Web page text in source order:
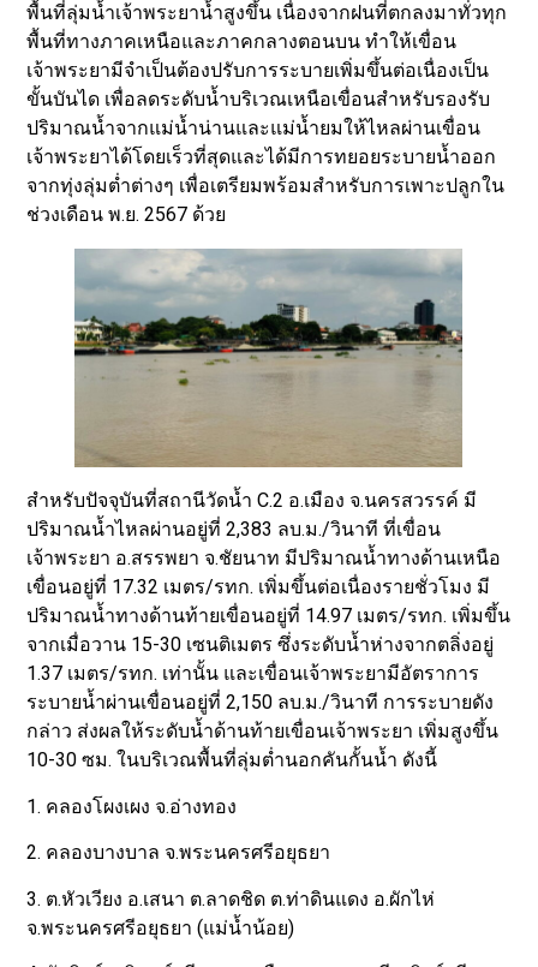
พื้นที่ลุ่มน้ำเจ้าพระยาน้ำสูงขึ้น เนื่องจากฝนที่ตกลงมาทั่วทุก
พื้นที่ทางภาคเหนือและภาคกลางตอนบน ทำให้เขื่อน
เจ้าพระยามีจำเป็นต้องปรับการระบายเพิ่มขึ้นต่อเนื่องเป็น
ขั้นบันได เพื่อลดระดับน้ำบริเวณเหนือเขื่อนสำหรับรองรับ
ปริมาณน้ำจากแม่น้ำน่านและแม่น้ำยมให้ไหลผ่านเขื่อน
เจ้าพระยาได้โดยเร็วที่สุดและได้มีการทยอยระบายน้ำออก
จากทุ่งลุ่มต่ำต่างๆ เพื่อเตรียมพร้อมสำหรับการเพาะปลูกใน
ช่วงเดือน พ.ย. 2567 ด้วย
สำหรับปัจจุบันที่สถานีวัดน้ำ C.2 อ.เมือง จ.นครสวรรค์ มี
ปริมาณน้ำไหลผ่านอยู่ที่ 2,383 ลบ.ม./วินาที ที่เขื่อน
เจ้าพระยา อ.สรรพยา จ.ชัยนาท มีปริมาณน้ำทางด้านเหนือ
เขื่อนอยู่ที่ 17.32 เมตร/รทก. เพิ่มขึ้นต่อเนื่องรายชั่วโมง มี
ปริมาณน้ำทางด้านท้ายเขื่อนอยู่ที่ 14.97 เมตร/รทก. เพิ่มขึ้น
จากเมื่อวาน 15-30 เซนติเมตร ซึ่งระดับน้ำห่างจากตลิ่งอยู่
1.37 เมตร/รทก. เท่านั้น และเขื่อนเจ้าพระยามีอัตราการ
ระบายน้ำผ่านเขื่อนอยู่ที่ 2,150 ลบ.ม./วินาที การระบายดัง
กล่าว ส่งผลให้ระดับน้ำด้านท้ายเขื่อนเจ้าพระยา เพิ่มสูงขึ้น
10-30 ซม. ในบริเวณพื้นที่ลุ่มต่ำนอกคันกั้นน้ำ ดังนี้
1. คลองโผงเผง จ.อ่างทอง
2. คลองบางบาล จ.พระนครศรีอยุธยา
3. ต.หัวเวียง อ.เสนา ต.ลาดชิด ต.ท่าดินแดง อ.ผักไห่
จ.พระนครศรีอยุธยา (แม่น้ำน้อย)